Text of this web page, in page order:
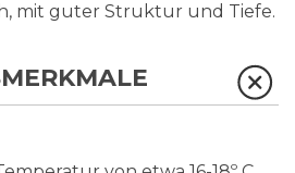
mit guter Struktur und Tiefe.